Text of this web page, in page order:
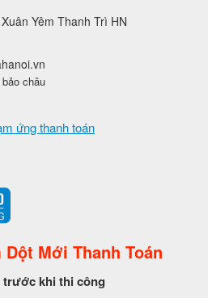
Yêm Thanh Trì HN
châu
ứng thanh toán
Dột Mới Thanh Toán
khi thi công